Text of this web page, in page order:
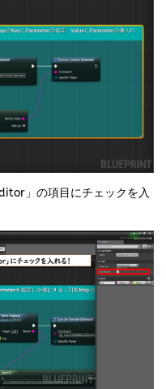
」の項目にチェックを入